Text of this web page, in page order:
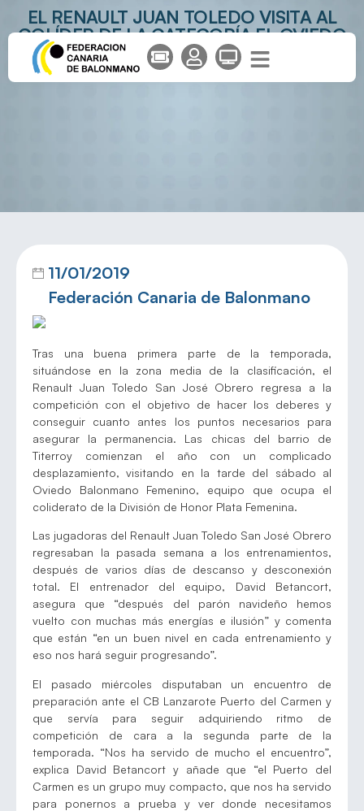
EL RENAULT JUAN TOLEDO VISITA AL
COLÍDER DE LA CATEGORÍA EL OVIEDO
BALONMANO
11/01/2019
Federación Canaria de Balonmano
Tras una buena primera parte de la temporada,
situándose en la zona media de la clasificación, el
Renault Juan Toledo San José Obrero regresa a la
competición con el objetivo de hacer los deberes y
conseguir cuanto antes los puntos necesarios para
asegurar la permanencia. Las chicas del barrio de
Titerroy comienzan el año con un complicado
desplazamiento, visitando en la tarde del sábado al
Oviedo Balonmano Femenino, equipo que ocupa el
coliderato de la División de Honor Plata Femenina.
Las jugadoras del Renault Juan Toledo San José Obrero
regresaban la pasada semana a los entrenamientos,
después de varios días de descanso y desconexión
total. El entrenador del equipo, David Betancort,
asegura que “después del parón navideño hemos
vuelto con muchas más energías e ilusión” y comenta
que están “en un buen nivel en cada entrenamiento y
eso nos hará seguir progresando”.
El pasado miércoles disputaban un encuentro de
preparación ante el CB Lanzarote Puerto del Carmen y
que servía para seguir adquiriendo ritmo de
competición de cara a la segunda parte de la
temporada. “Nos ha servido de mucho el encuentro”,
explica David Betancort y añade que “el Puerto del
Carmen es un grupo muy compacto, que nos ha servido
para ponernos a prueba y ver donde necesitamos